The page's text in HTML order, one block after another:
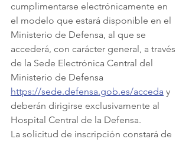
cumplimentarse electrónicamente en
el modelo que estará disponible en el
Ministerio de Defensa, al que se
accederá, con carácter general, a través
de la Sede Electrónica Central del
Ministerio de Defensa
https://sede.defensa.gob.es/acceda y
deberán dirigirse exclusivamente al
Hospital Central de la Defensa.
La solicitud de inscripción constará de